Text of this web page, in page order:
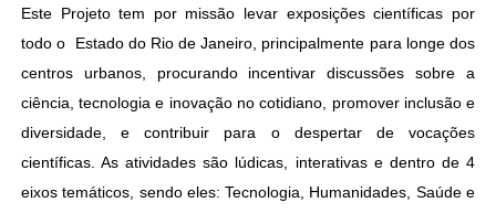
Este Projeto tem por missão levar exposições científicas por
todo o Estado do Rio de Janeiro, principalmente para longe dos
centros urbanos, procurando incentivar discussões sobre a
ciência, tecnologia e inovação no cotidiano, promover inclusão e
diversidade, e contribuir para o despertar de vocações
científicas. As atividades são lúdicas, interativas e dentro de 4
eixos temáticos, sendo eles: Tecnologia, Humanidades, Saúde e